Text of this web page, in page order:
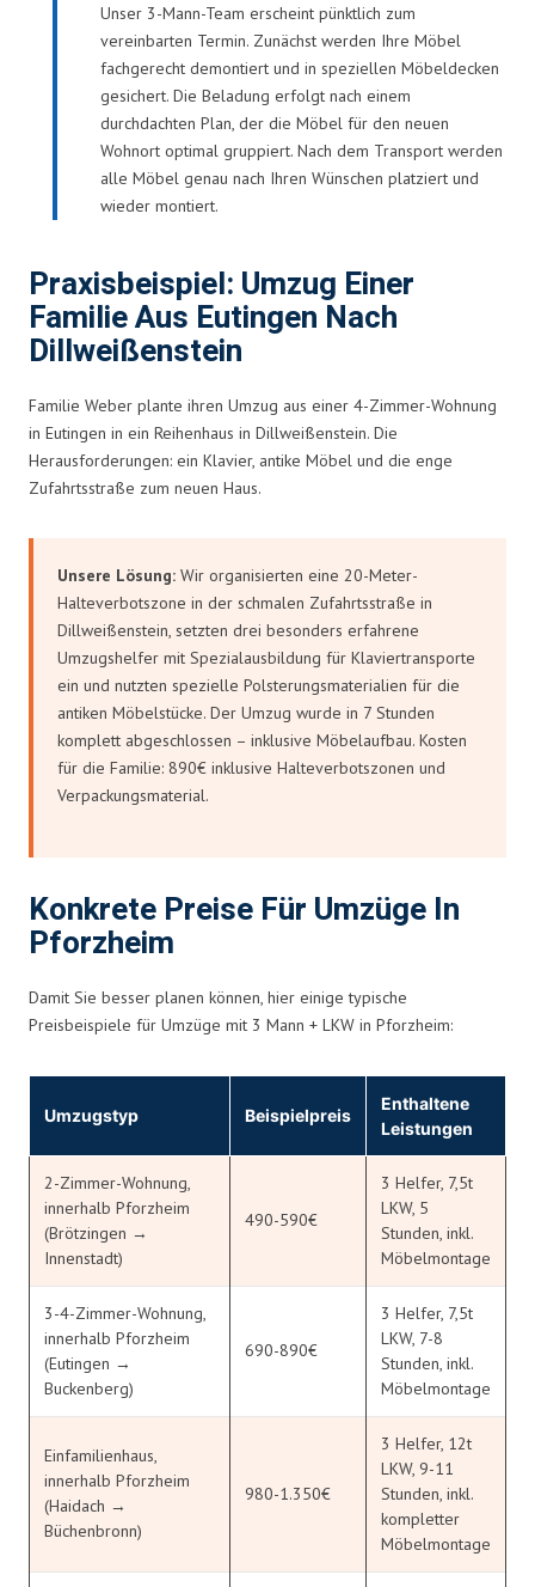
Unser 3-Mann-Team erscheint pünktlich zum
vereinbarten Termin. Zunächst werden Ihre Möbel
fachgerecht demontiert und in speziellen Möbeldecken
gesichert. Die Beladung erfolgt nach einem
durchdachten Plan, der die Möbel für den neuen
Wohnort optimal gruppiert. Nach dem Transport werden
alle Möbel genau nach Ihren Wünschen platziert und
wieder montiert.
Praxisbeispiel: Umzug Einer
Familie Aus Eutingen Nach
Dillweißenstein
Familie Weber plante ihren Umzug aus einer 4-Zimmer-Wohnung
in Eutingen in ein Reihenhaus in Dillweißenstein. Die
Herausforderungen: ein Klavier, antike Möbel und die enge
Zufahrtsstraße zum neuen Haus.
Unsere Lösung: Wir organisierten eine 20-Meter-
Halteverbotszone in der schmalen Zufahrtsstraße in
Dillweißenstein, setzten drei besonders erfahrene
Umzugshelfer mit Spezialausbildung für Klaviertransporte
ein und nutzten spezielle Polsterungsmaterialien für die
antiken Möbelstücke. Der Umzug wurde in 7 Stunden
komplett abgeschlossen – inklusive Möbelaufbau. Kosten
für die Familie: 890€ inklusive Halteverbotszonen und
Verpackungsmaterial.
Konkrete Preise Für Umzüge In
Pforzheim
Damit Sie besser planen können, hier einige typische
Preisbeispiele für Umzüge mit 3 Mann + LKW in Pforzheim:
Umzugstyp Beispielpreis
Enthaltene
Leistungen
2-Zimmer-Wohnung,
innerhalb Pforzheim
(Brötzingen →
Innenstadt)
490-590€
3 Helfer, 7,5t
LKW, 5
Stunden, inkl.
Möbelmontage
3-4-Zimmer-Wohnung,
innerhalb Pforzheim
(Eutingen →
Buckenberg)
690-890€
3 Helfer, 7,5t
LKW, 7-8
Stunden, inkl.
Möbelmontage
Einfamilienhaus,
innerhalb Pforzheim
(Haidach →
Büchenbronn)
980-1.350€
3 Helfer, 12t
LKW, 9-11
Stunden, inkl.
kompletter
Möbelmontage